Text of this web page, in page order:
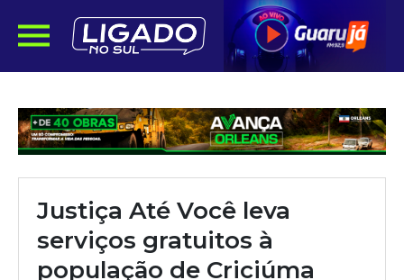
Justiça Até Você leva
serviços gratuitos à
população de Criciúma